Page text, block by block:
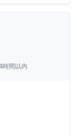
時間以内